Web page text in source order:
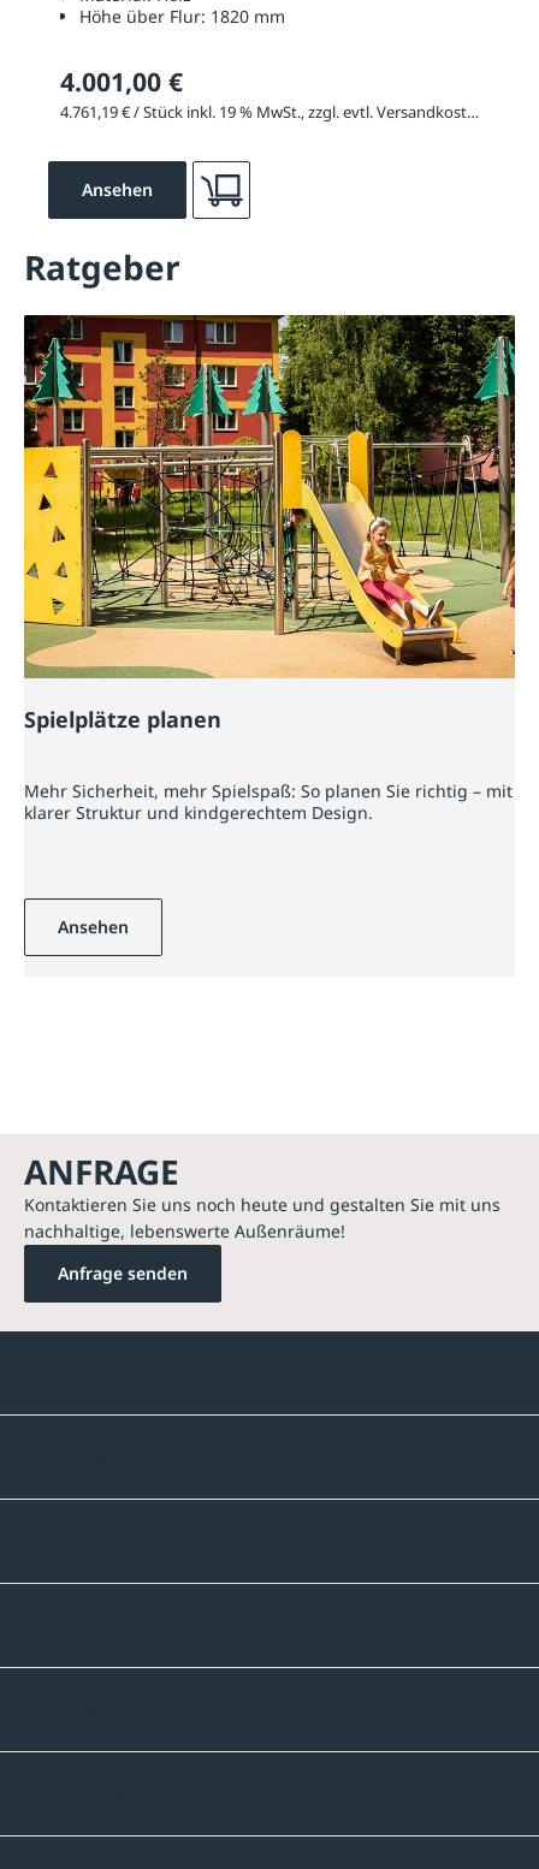
Höhe über Flur: 1820 mm
4.001,00 €
4.761,19 € / Stück inkl. 19 % MwSt., zzgl. evtl. Versandkosten
Ansehen
Ratgeber
Spielplätze planen
Mehr Sicherheit, mehr Spielspaß: So planen Sie richtig – mit
klarer Struktur und kindgerechtem Design.
Ansehen
ANFRAGE
Kontaktieren Sie uns noch heute und gestalten Sie mit uns
nachhaltige, lebenswerte Außenräume!
Anfrage senden